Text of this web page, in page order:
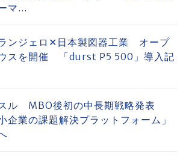
マ...
ンジェロ✕日本製図器工業 オープ
スを開催 「durst P5 500」導入記
ル MBO後初の中長期戦略発表
企業の課題解決プラットフォーム」